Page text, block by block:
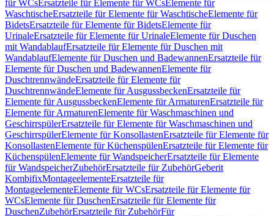
für WCsErsatzteile für Elemente für WCsElemente für
WaschtischeErsatzteile für Elemente für WaschtischeElemente für
BidetsErsatzteile für Elemente für BidetsElemente für
UrinaleErsatzteile für Elemente für UrinaleElemente für Duschen
mit WandablaufErsatzteile für Elemente für Duschen mit
WandablaufElemente für Duschen und BadewannenErsatzteile für
Elemente für Duschen und BadewannenElemente für
DuschtrennwändeErsatzteile für Elemente für
DuschtrennwändeElemente für AusgussbeckenErsatzteile für
Elemente für AusgussbeckenElemente für ArmaturenErsatzteile für
Elemente für ArmaturenElemente für Waschmaschinen und
GeschirrspülerErsatzteile für Elemente für Waschmaschinen und
GeschirrspülerElemente für KonsollastenErsatzteile für Elemente für
KonsollastenElemente für KüchenspülenErsatzteile für Elemente für
KüchenspülenElemente für WandspeicherErsatzteile für Elemente
für WandspeicherZubehörErsatzteile für ZubehörGeberit
KombifixMontageelementeErsatzteile für
MontageelementeElemente für WCsErsatzteile für Elemente für
WCsElemente für DuschenErsatzteile für Elemente für
DuschenZubehörErsatzteile für ZubehörFür